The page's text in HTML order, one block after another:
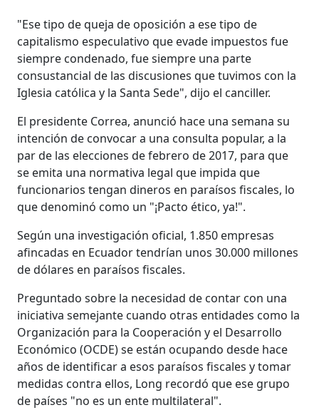
"Ese tipo de queja de oposición a ese tipo de
capitalismo especulativo que evade impuestos fue
siempre condenado, fue siempre una parte
consustancial de las discusiones que tuvimos con la
Iglesia católica y la Santa Sede", dijo el canciller.
El presidente Correa, anunció hace una semana su
intención de convocar a una consulta popular, a la
par de las elecciones de febrero de 2017, para que
se emita una normativa legal que impida que
funcionarios tengan dineros en paraísos fiscales, lo
que denominó como un "¡Pacto ético, ya!".
Según una investigación oficial, 1.850 empresas
afincadas en Ecuador tendrían unos 30.000 millones
de dólares en paraísos fiscales.
Preguntado sobre la necesidad de contar con una
iniciativa semejante cuando otras entidades como la
Organización para la Cooperación y el Desarrollo
Económico (OCDE) se están ocupando desde hace
años de identificar a esos paraísos fiscales y tomar
medidas contra ellos, Long recordó que ese grupo
de países "no es un ente multilateral".